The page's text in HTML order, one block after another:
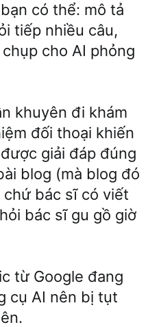
có thể: mô tả
tiếp nhiều câu,
cho AI phỏng
khuyên đi khám
đối thoại khiến
giải đáp đúng
blog (mà blog đó
chứ bác sĩ có viết
bác sĩ gu gồ giờ
từ Google đang
cụ AI nên bị tụt